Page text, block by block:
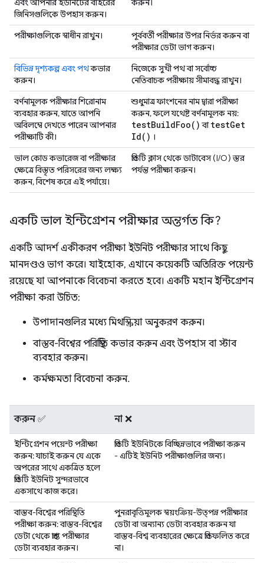
এবং আপনার ইউনিটের বাইরের
জিনিসগুলিকে উপহাস করুন।
করুন।
পরীক্ষাগুলিকে স্বাধীন রাখুন।
পূর্ববর্তী পরীক্ষার উপর নির্ভর করুন বা
পরীক্ষার ডেটা ভাগ করুন।
বিভিন্ন দৃশ্যকল্প এবং পথকভার
করুন।
নিজেকে সুখী পথ বা সর্বোচ্চ
নেতিবাচক পরীক্ষায় সীমাবদ্ধ রাখুন।
বর্ণনামূলক পরীক্ষার শিরোনাম
ব্যবহার করুন, যাতে আপনি
অবিলম্বে দেখতে পারেন আপনার
পরীক্ষাটি কী।
শুধুমাত্র ফাংশনের নাম দ্বারা পরীক্ষা
করুন, ফলে যথেষ্ট বর্ণনামূলক নয়:
testBuildFoo( ) বাtestGet
Id( ) ।
ভাল কোড কভারেজ বা পরীক্ষার
ক্ষেত্রে বিস্তৃত পরিসরের জন্য লক্ষ্য
করুন, বিশেষ করে এই পর্যায়ে।
প্রতিটি ক্লাস থেকে ডাটাবেস (I/O) স্তর
পর্যন্ত পরীক্ষা করুন।
একটি ভাল ইন্টিগ্রেশন পরীক্ষার অন্তর্গত কি?
একটি আদর্শ একীকরণ পরীক্ষা ইউনিট পরীক্ষার সাথে কিছু
মানদণ্ডও ভাগ করে। যাইহোক, এখানে কয়েকটি অতিরিক্ত পয়েন্ট
রয়েছে যা আপনাকে বিবেচনা করতে হবে। একটি মহান ইন্টিগ্রেশন
পরীক্ষা করা উচিত:
উপাদানগুলির মধ্যে মিথস্ক্রিয়া অনুকরণ করুন।
বাস্তব-বিশ্বের পরিস্থিতি কভার করুন এবং উপহাস বা স্টাব
ব্যবহার করুন।
কর্মক্ষমতা বিবেচনা করুন.
করুন ✅ না ❌
ইন্টিগ্রেশন পয়েন্ট পরীক্ষা
করুন: যাচাই করুন যে একে
অপরের সাথে একত্রিত হলে
প্রতিটি ইউনিট সুন্দরভাবে
একসাথে কাজ করে।
প্রতিটি ইউনিটকে বিচ্ছিন্নভাবে পরীক্ষা করুন
- এটিই ইউনিট পরীক্ষাগুলির জন্য।
বাস্তব-বিশ্বের পরিস্থিতি
পরীক্ষা করুন: বাস্তব-বিশ্বের
ডেটা থেকে প্রাপ্ত পরীক্ষার
ডেটা ব্যবহার করুন।
পুনরাবৃত্তিমূলক স্বয়ংক্রিয়-উত্পন্ন পরীক্ষার
ডেটা বা অন্যান্য ডেটা ব্যবহার করুন যা
বাস্তব-বিশ্ব ব্যবহারের ক্ষেত্রে প্রতিফলিত করে
না।